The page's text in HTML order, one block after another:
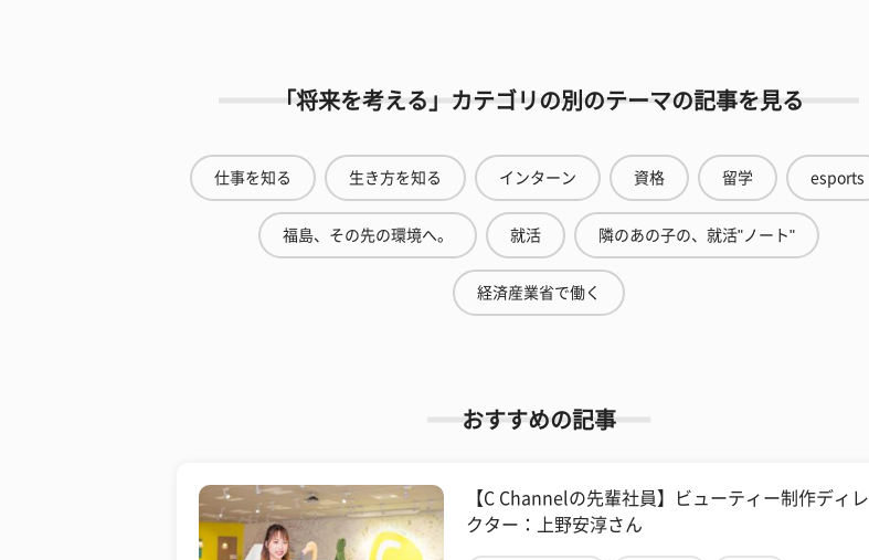
「将来を考える」カテゴリの別のテーマの記事を見る
仕事を知る 生き方を知る インターン 資格 留学 esports
福島、その先の環境へ。 就活 隣のあの子の、就活"ノート"
経済産業省で働く
おすすめの記事
【C Channelの先輩社員】ビューティー制作ディレ
クター：上野安淳さん